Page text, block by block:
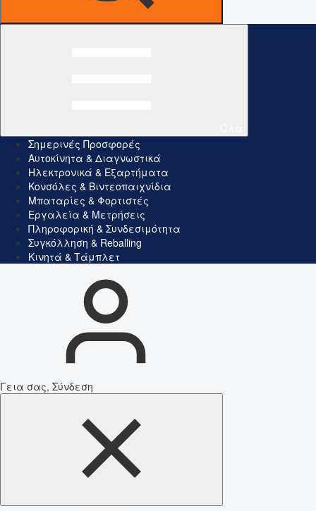
Σημερινές Προσφορές
Αυτοκίνητα & Διαγνωστικά
Ηλεκτρονικά & Εξαρτήματα
Κονσόλες & Βιντεοπαιχνίδια
Μπαταρίες & Φορτιστές
Εργαλεία & Μετρήσεις
Πληροφορική & Συνδεσιμότητα
Συγκόλληση & Reballing
Κινητά & Τάμπλετ
Γεια σας, Σύνδεση